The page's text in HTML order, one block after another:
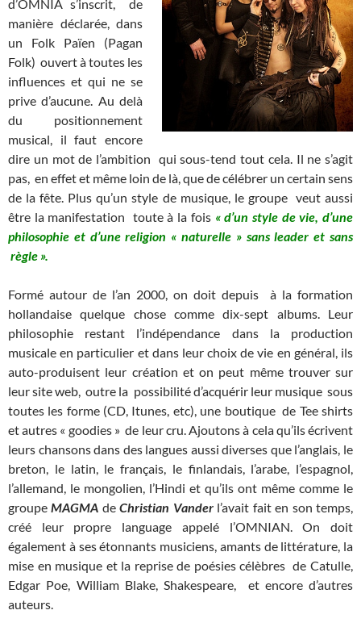
d’OMNIA s’inscrit, de
manière déclarée, dans
un Folk Païen (Pagan
Folk) ouvert à toutes les
influences et qui ne se
prive d’aucune. Au delà
du positionnement
musical, il faut encore
dire un mot de l’ambition qui sous-tend tout cela. Il ne s’agit
pas, en effet et même loin de là, que de célébrer un certain sens
de la fête. Plus qu’un style de musique, le groupe veut aussi
être la manifestation toute à la fois« d’un style de vie, d’une
philosophie et d’une religion « naturelle » sans leader et sans
règle ».
Formé autour de l’an 2000, on doit depuis à la formation
hollandaise quelque chose comme dix-sept albums. Leur
philosophie restant l’indépendance dans la production
musicale en particulier et dans leur choix de vie en général, ils
auto-produisent leur création et on peut même trouver sur
leur site web, outre la possibilité d’acquérir leur musique sous
toutes les forme (CD, Itunes, etc), une boutique de Tee shirts
et autres « goodies » de leur cru. Ajoutons à cela qu’ils écrivent
leurs chansons dans des langues aussi diverses que l’anglais, le
breton, le latin, le français, le finlandais, l’arabe, l’espagnol,
l’allemand, le mongolien, l’Hindi et qu’ils ont même comme le
groupeMAGMA deChristian Vanderl’avait fait en son temps,
créé leur propre language appelé l’OMNIAN. On doit
également à ses étonnants musiciens, amants de littérature, la
mise en musique et la reprise de poésies célèbres de Catulle,
Edgar Poe, William Blake, Shakespeare, et encore d’autres
auteurs.